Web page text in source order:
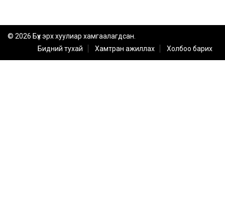
© 2026 Бүх эрх хуулиар хамгаалагдсан.
Бидний тухай
Хамтран ажиллах Холбоо барих